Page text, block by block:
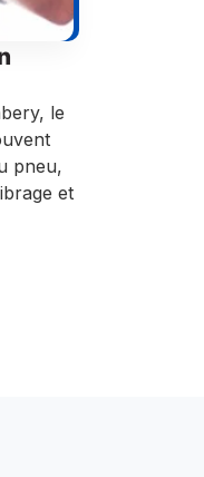
le
pneu,
et